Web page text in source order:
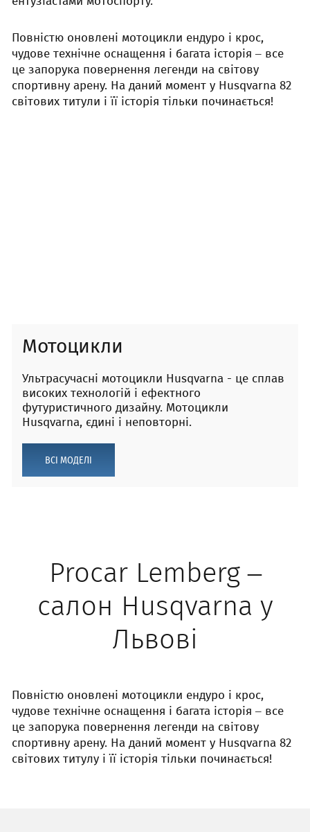
Повністю оновлені мотоцикли ендуро і крос,
чудове технічне оснащення і багата історія – все
це запорука повернення легенди на світову
спортивну арену. На даний момент у Husqvarna 82
світових титули і її історія тільки починається!
Мотоцикли
Ультрасучасні мотоцикли Husqvarna - це сплав
високих технологій і ефектного
футуристичного дизайну. Мотоцикли
Husqvarna, єдині і неповторні.
ВСІ МОДЕЛІ
Procar Lemberg –
салон Husqvarna у
Львові
Повністю оновлені мотоцикли ендуро і крос,
чудове технічне оснащення і багата історія – все
це запорука повернення легенди на світову
спортивну арену. На даний момент у Husqvarna 82
світових титулу і її історія тільки починається!